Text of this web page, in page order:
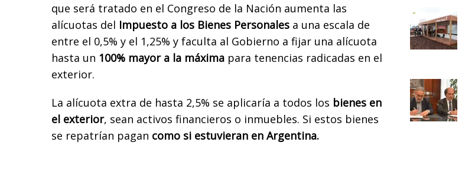
que será tratado en el Congreso de la Nación aumenta las
alícuotas del Impuesto a los Bienes Personales a una escala de
entre el 0,5% y el 1,25% y faculta al Gobierno a fijar una alícuota
hasta un 100% mayor a la máxima para tenencias radicadas en el
exterior.
La alícuota extra de hasta 2,5% se aplicaría a todos los bienes en
el exterior, sean activos financieros o inmuebles. Si estos bienes
se repatrían pagan como si estuvieran en Argentina.